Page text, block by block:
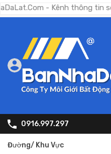
- Kênh thông tin số #1
0916.997.297
Đường/ Khu Vực